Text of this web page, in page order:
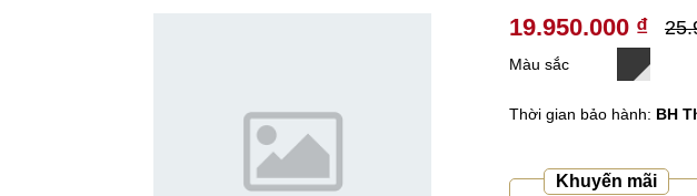
19.950.000 ₫
Màu sắc
Thời gian bảo hành: BH
Khuyến mãi